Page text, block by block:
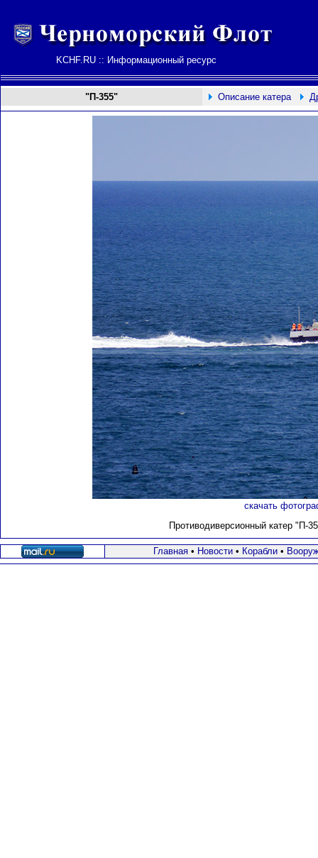
KCHF.RU :: Информационный ресурс
"П-355" Описание катера
скачать
Противодиверсионный катер "П-
Главная• Новости• Корабли•